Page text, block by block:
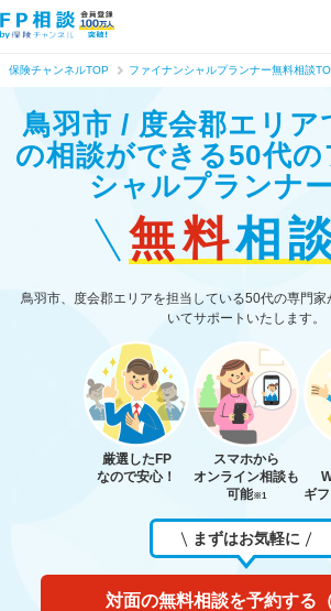
保険チャンネルTOP ファイナンシャルプランナー無料相談
鳥羽市 / 度会郡エリア
の相談ができる50代
シャルプランナ
無料相
鳥羽市、度会郡エリアを担当している50代の専門
いてサポートいたします。
厳選したFP
なので安心！
スマホから
オンライン相談も
可能※1
ギ
まずはお気軽に
対面の無料相談を予約する（